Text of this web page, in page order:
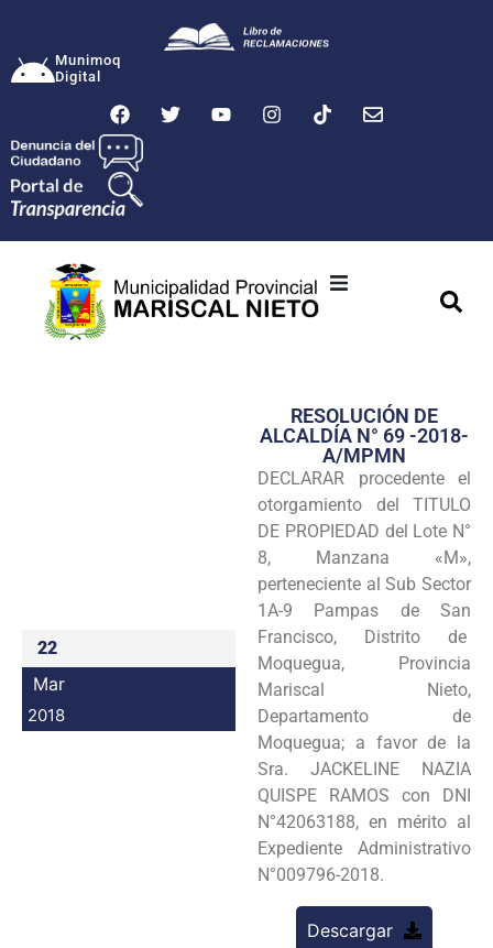
Munimoq
Digital
Transparencia
Seguridad
Programas
Intranet
22
Mar
2018
RESOLUCIÓN DE
ALCALDÍA N° 69 -2018-
A/MPMN
DECLARAR procedente el
otorgamiento del TITULO
DE PROPIEDAD del Lote N°
8, Manzana «M»,
perteneciente al Sub Sector
1A-9 Pampas de San
Francisco, Distrito de
Moquegua, Provincia
Mariscal Nieto,
Departamento de
Moquegua; a favor de la
Sra. JACKELINE NAZIA
QUISPE RAMOS con DNI
N°42063188, en mérito al
Expediente Administrativo
N°009796-2018.
Descargar